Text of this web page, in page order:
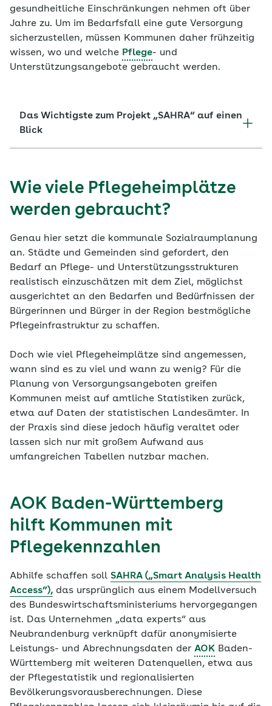
gesundheitliche Einschränkungen nehmen oft über
Jahre zu. Um im Bedarfsfall eine gute Versorgung
sicherzustellen, müssen Kommunen daher frühzeitig
wissen, wo und welche Pflege- und
Unterstützungsangebote gebraucht werden.
Das Wichtigste zum Projekt „SAHRA“ auf einen
Blick
Wie viele Pflegeheimplätze
werden gebraucht?
Genau hier setzt die kommunale Sozialraumplanung
an. Städte und Gemeinden sind gefordert, den
Bedarf an Pflege- und Unterstützungsstrukturen
realistisch einzuschätzen mit dem Ziel, möglichst
ausgerichtet an den Bedarfen und Bedürfnissen der
Bürgerinnen und Bürger in der Region bestmögliche
Pflegeinfrastruktur zu schaffen.
Doch wie viel Pflegeheimplätze sind angemessen,
wann sind es zu viel und wann zu wenig? Für die
Planung von Versorgungsangeboten greifen
Kommunen meist auf amtliche Statistiken zurück,
etwa auf Daten der statistischen Landesämter. In
der Praxis sind diese jedoch häufig veraltet oder
lassen sich nur mit großem Aufwand aus
umfangreichen Tabellen nutzbar machen.
AOK Baden-Württemberg
hilft Kommunen mit
Pflegekennzahlen
Abhilfe schaffen soll SAHRA („Smart Analysis Health
Access“), das ursprünglich aus einem Modellversuch
des Bundeswirtschaftsministeriums hervorgegangen
ist. Das Unternehmen „data experts“ aus
Neubrandenburg verknüpft dafür anonymisierte
Leistungs- und Abrechnungsdaten der AOK Baden-
Württemberg mit weiteren Datenquellen, etwa aus
der Pflegestatistik und regionalisierten
Bevölkerungsvorausberechnungen. Diese